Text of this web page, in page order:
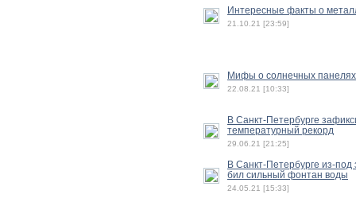
Интересные факты о
21.10.21 [23:59]
Мифы о солнечных панелях
22.08.21 [10:33]
В Санкт-Петербурге
температурный рекорд
29.06.21 [21:25]
В Санкт-Петербурге из-под
бил сильный фонтан воды
24.05.21 [15:33]